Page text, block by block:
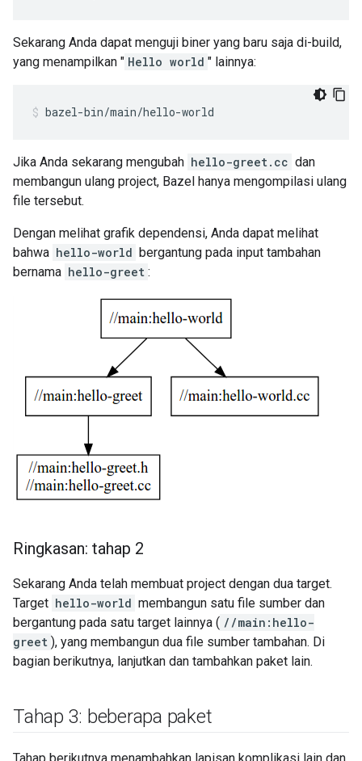
Sekarang Anda dapat menguji biner yang baru saja di-build,
yang menampilkan " Hello world " lainnya:
bazel-bin/main/hello-world
Jika Anda sekarang mengubah hello-greet.cc dan
membangun ulang project, Bazel hanya mengompilasi ulang
file tersebut.
Dengan melihat grafik dependensi, Anda dapat melihat
bahwa hello-world bergantung pada input tambahan
bernama hello-greet :
Ringkasan: tahap 2
Sekarang Anda telah membuat project dengan dua target.
Target hello-world membangun satu file sumber dan
bergantung pada satu target lainnya ( //main:hello-
greet ), yang membangun dua file sumber tambahan. Di
bagian berikutnya, lanjutkan dan tambahkan paket lain.
Tahap 3: beberapa paket